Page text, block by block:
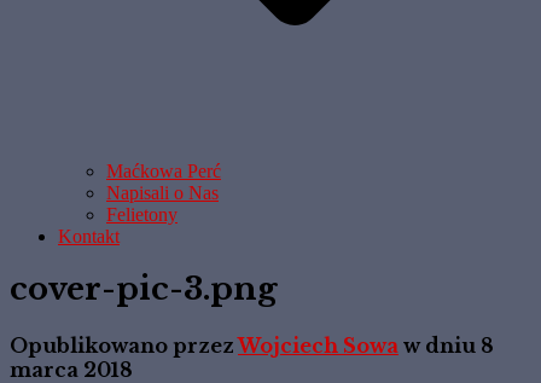
Maćkowa Perć
Napisali o Nas
Felietony
Kontakt
cover-pic-3.png
Opublikowano przezWojciech Sowa w dniu 8
marca 2018